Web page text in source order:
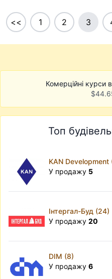
<< 1 2 3
Комерційні курси
$
Топ
KAN Development
У продажу 5
Інтергал-Буд (24)
У продажу 20
DIM (8)
У продажу 6